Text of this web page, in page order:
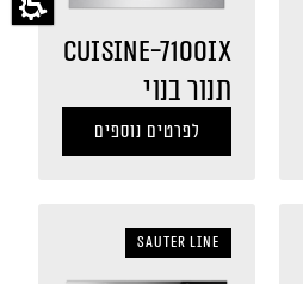
CUISINE-7100IX
תנור בנוי
לפרטים נוספים
sauter LINE